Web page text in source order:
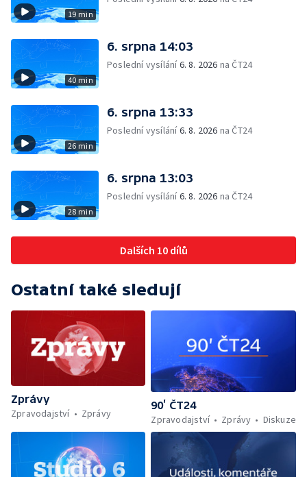
19 min
40 min
6. srpna 14:03
Poslední vysílání6. 8. 2026 na ČT24
26 min
6. srpna 13:33
Poslední vysílání6. 8. 2026 na ČT24
28 min
6. srpna 13:03
Poslední vysílání6. 8. 2026 na ČT24
Dalších 10 dílů
Ostatní také sledují
Zprávy
Zpravodajství
Zprávy
90’ ČT24
Zpravodajství
Zprávy Diskuze